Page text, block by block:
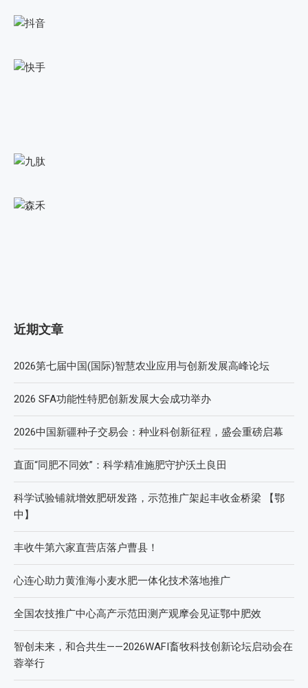
近期文章
2026第七届中国(国际)智慧农业应用与创新发展高峰论坛
2026 SFA功能性特肥创新发展大会成功举办
2026中国新疆种子交易会：种业科创新征程，盛会重磅启幕
直面“同肥不同效”：科学精准施肥守护沃土良田
科学试验铺就增效肥研发路，示范推广架起丰收金桥梁 【鄂
中】
丰收牛第六家直营店落户曹县！
心连心助力黄淮海小麦水肥一体化技术落地推广
全国农技推广中心高产示范田测产观摩会见证鄂中肥效
智创未来，和合共生——2026WAFI畜牧科技创新论坛启动会在
蓉举行